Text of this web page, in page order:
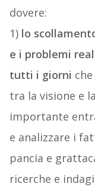
dovere:
1) lo
e i problemi
tutti i giorni
tra la visione e
importante
e analizzare i
pancia e
ricerche e